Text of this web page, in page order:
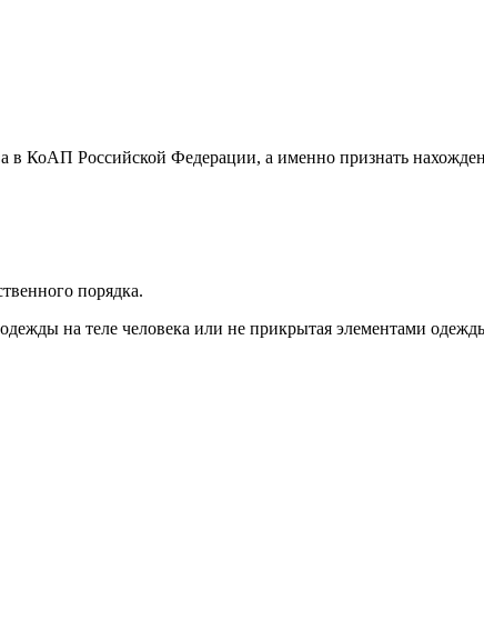
КоАП Российской Федерации, а именно признать
порядка.
на теле человека или не прикрытая элементами